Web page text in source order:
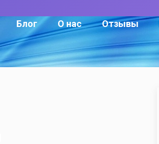
Блог О нас Отзывы